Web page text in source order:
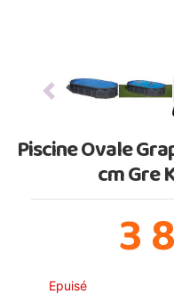
Previous
Piscine Ovale
cm Gre
3
Epuisé